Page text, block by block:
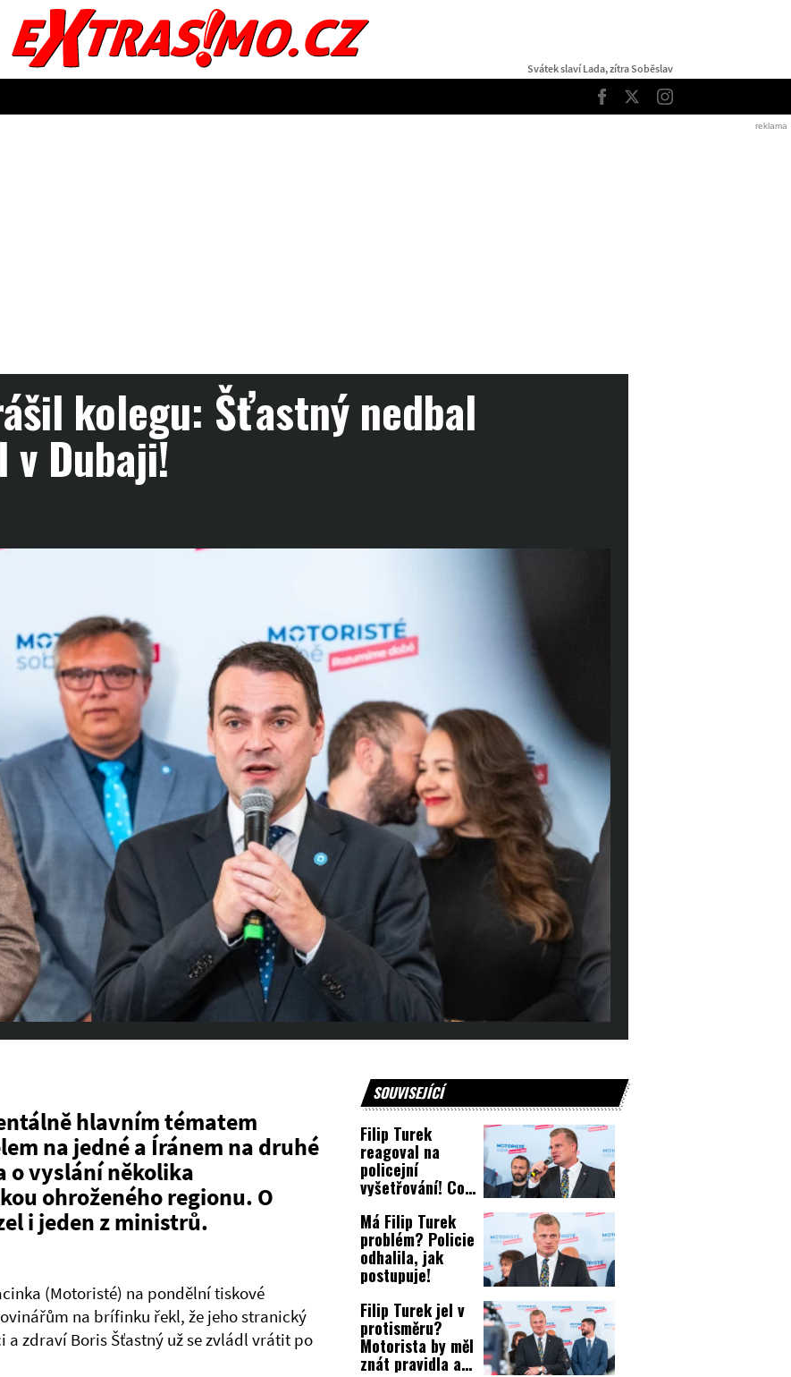
Svátek slaví Lada, zítra Soběslav
Facebook
TwitterInstagram
kolegu: Šťastný nedbal
v Dubaji!
hlavním tématem
na jedné a Íránem na druhé
o vyslání několika
ohroženého regionu. O
i jeden z ministrů.
(Motoristé) na pondělní tiskové
na brífinku řekl, že jeho stranický
zdraví Boris Šťastný už se zvládl vrátit po
SOUVISEJÍCÍ
Filip Turek
reagoval na
policejní
vyšetřování! Co
Má Filip Turek
problém? Policie
odhalila, jak
postupuje!
Filip Turek jel v
protisměru?
Motorista by měl
znát pravidla a